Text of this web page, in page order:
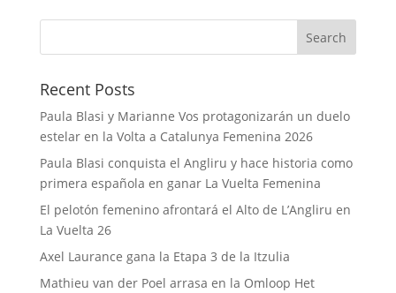
Recent Posts
Paula Blasi y Marianne Vos protagonizarán un duelo
estelar en la Volta a Catalunya Femenina 2026
Paula Blasi conquista el Angliru y hace historia como
primera española en ganar La Vuelta Femenina
El pelotón femenino afrontará el Alto de L’Angliru en
La Vuelta 26
Axel Laurance gana la Etapa 3 de la Itzulia
Mathieu van der Poel arrasa en la Omloop Het